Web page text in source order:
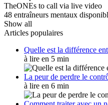
TheONEs to call via live video
48 entraîneurs mentaux
Show all
Articles populaires
Quelle est la différence
à lire en 5 min
La peur de perdre le
à lire en 6 min